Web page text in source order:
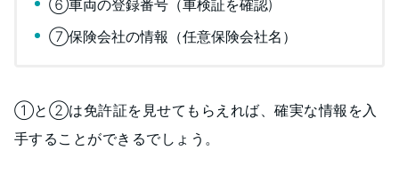
⑥車両の登録番号（車検証を確認)
⑦保険会社の情報（任意保険会社名）
①と②は免許証を見せてもらえれば、確実な情報を入
手することができるでしょう。